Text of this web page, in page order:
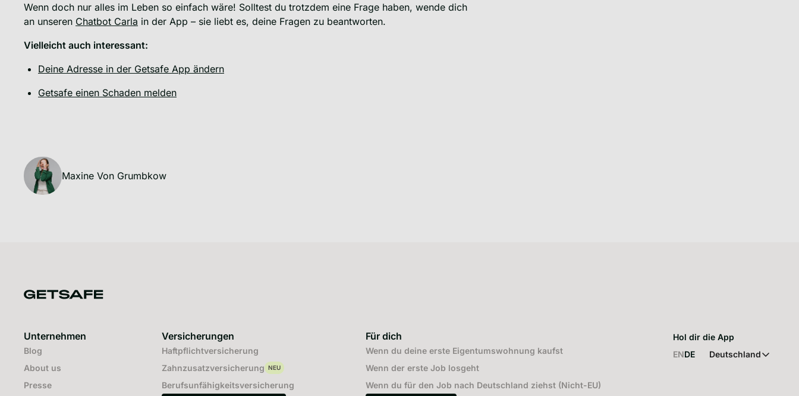
Wenn doch nur alles im Leben so einfach wäre! Solltest du trotzdem eine Frage haben, wende dich
an unseren Chatbot Carla in der App – sie liebt es, deine Fragen zu beantworten.
Vielleicht auch interessant:
Deine Adresse in der Getsafe App ändern
Getsafe einen Schaden melden
Maxine Von Grumbkow
Unternehmen
Blog
About us
Presse
Versicherungen
Haftpflichtversicherung
Zahnzusatzversicherung NEU
Berufsunfähigkeitsversicherung
Für dich
Wenn du deine erste Eigentumswohnung kaufst
Wenn der erste Job losgeht
Wenn du für den Job nach Deutschland ziehst (Nicht-EU)
Hol dir die App
ENDE Deutschland